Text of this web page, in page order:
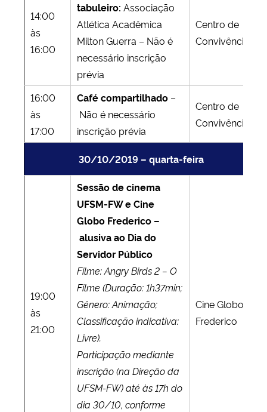
14:00
às
16:00
tabuleiro: Associação
Atlética Acadêmica
Milton Guerra – Não é
necessário inscrição
prévia
Centro de
Convivência
16:00
às
17:00
Café compartilhado –
Não é necessário
inscrição prévia
Centro de
Convivência
30/10/2019 – quarta-feira
19:00
às
21:00
Sessão de cinema
UFSM-FW e Cine
Globo Frederico –
alusiva ao Dia do
Servidor Público
Filme: Angry Birds 2 – O
Filme (Duração: 1h37min;
Gênero: Animação;
Classificação indicativa:
Livre).
Participação mediante
inscrição (na Direção da
UFSM-FW) até às 17h do
dia 30/10, conforme
Cine Globo
Frederico